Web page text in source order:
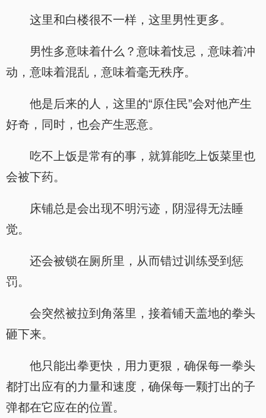
这里和白楼很不一样，这里男性更多。
男性多意味着什么？意味着忮忌，意味着冲
动，意味着混乱，意味着毫无秩序。
他是后来的人，这里的“原住民”会对他产生
好奇，同时，也会产生恶意。
吃不上饭是常有的事，就算能吃上饭菜里也
会被下药。
床铺总是会出现不明污迹，阴湿得无法睡
觉。
还会被锁在厕所里，从而错过训练受到惩
罚。
会突然被拉到角落里，接着铺天盖地的拳头
砸下来。
他只能出拳更快，用力更狠，确保每一拳头
都打出应有的力量和速度，确保每一颗打出的子
弹都在它应在的位置。